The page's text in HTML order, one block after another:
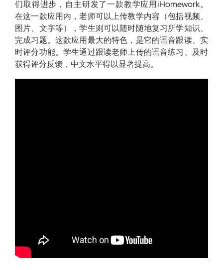
们取得进步，自主研发了一款教学应用iHomework。
在这一款应用内，老师可以上传教学内容（包括视频、
图片、文字等），学生则可以随时随地复习所学知识、
完成习题。这款应用最大的特色，是它的语音跟读、实
时评分功能。学生通过跟读老师上传的语音练习、及时
获得评分反馈，中文水平得以显著提高。